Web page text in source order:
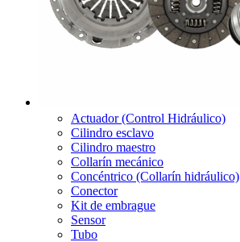
Actuador (Control Hidráulico)
Cilindro esclavo
Cilindro maestro
Collarín mecánico
Concéntrico (Collarín hidráulico)
Conector
Kit de embrague
Sensor
Tubo